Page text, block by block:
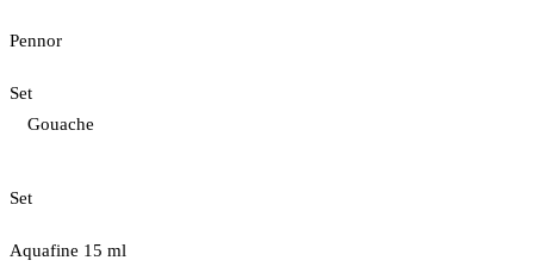
Pennor
Set
Gouache
Set
Aquafine 15 ml